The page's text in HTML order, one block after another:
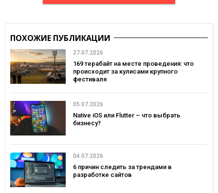
ПОХОЖИЕ ПУБЛИКАЦИИ
27.07.2026
169 терабайт на месте проведения: что
происходит за кулисами крупного
фестиваля
05.07.2026
Native iOS или Flutter – что выбрать
бизнесу?
04.07.2026
6 причин следить за трендами в
разработке сайтов